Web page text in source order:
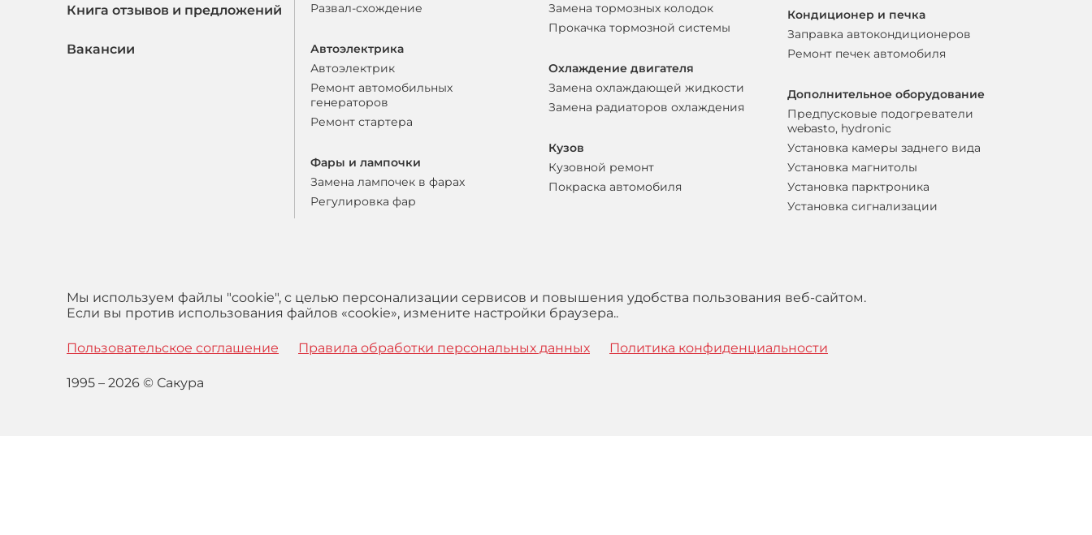
Книга отзывов и предложений
Вакансии
Развал-схождение
Автоэлектрика
Автоэлектрик
Ремонт автомобильных
генераторов
Ремонт стартера
Фары и лампочки
Замена лампочек в фарах
Регулировка фар
Замена тормозных колодок
Прокачка тормозной системы
Охлаждение двигателя
Замена охлаждающей жидкости
Замена радиаторов охлаждения
Кузов
Кузовной ремонт
Покраска автомобиля
Кондиционер и печка
Заправка автокондиционеров
Ремонт печек автомобиля
Дополнительное оборудование
Предпусковые подогреватели
webasto, hydronic
Установка камеры заднего вида
Установка магнитолы
Установка парктроника
Установка сигнализации
Мы используем файлы "cookie", с целью персонализации сервисов и повышения удобства пользования веб-сайтом.
Если вы против использования файлов «cookie», измените настройки браузера..
Пользовательское соглашение Правила обработки персональных данных Политика конфиденциальности
1995 – 2026 © Сакура